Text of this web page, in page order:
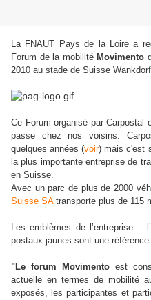
La FNAUT Pays de la Loire a
Forum de la mobilité Movimento
2010 au stade de Suisse
Ce Forum organisé par
passe chez nos voisins.
quelques années (voir) mais c'est
la plus importante entreprise de
en Suisse.
Avec un parc de plus de 2000
Suisse SAtransporte plus de 115
Les emblèmes de l’entreprise
postaux jaunes sont une
"Le forum Movimento est
actuelle en termes de mobilité
exposés, les participantes et